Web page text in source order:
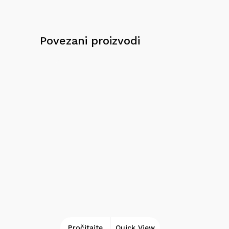
Povezani proizvodi
Pročitajte
Quick View